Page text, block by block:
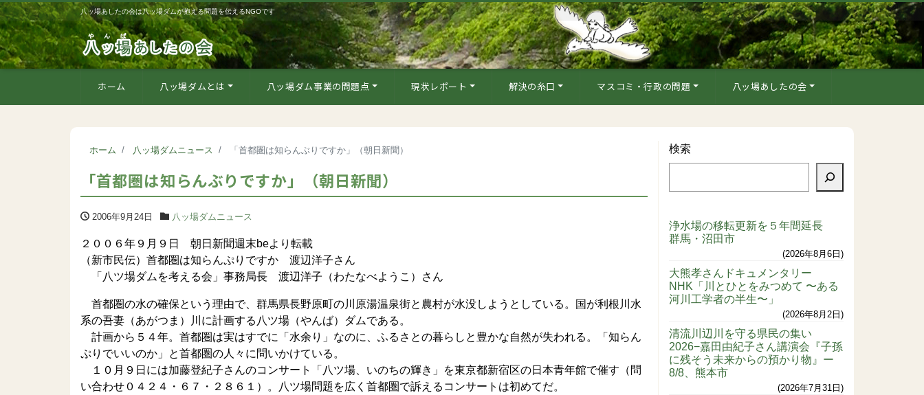
八ッ場あしたの会は八ッ場ダムが抱える問題を伝えるNGOです
ホーム 八ッ場ダムとは 八ッ場ダム事業の問題点 現状レポート 解決の糸口 マスコミ・行政の問題 八ッ場あしたの会
ホーム 八ッ場ダムニュース 「首都圏は知らんぶりですか」（朝日新聞）
「首都圏は知らんぶりですか」（朝日新聞）
2006年9月24日 八ッ場ダムニュース
２００６年９月９日 朝日新聞週末beより転載
（新市民伝）首都圏は知らんぷりですか 渡辺洋子さん
「八ツ場ダムを考える会」事務局長 渡辺洋子（わたなべようこ）さん
首都圏の水の確保という理由で、群馬県長野原町の川原湯温泉街と農村が水没しようとしている。国が利根川水
系の吾妻（あがつま）川に計画する八ツ場（やんば）ダムである。
計画から５４年。首都圏は実はすでに「水余り」なのに、ふるさとの暮らしと豊かな自然が失われる。「知らん
ぷりでいいのか」と首都圏の人々に問いかけている。
１０月９日には加藤登紀子さんのコンサート「八ツ場、いのちの輝き」を東京都新宿区の日本青年館で催す（問
い合わせ０４２４・６７・２８６１）。八ツ場問題を広く首都圏で訴えるコンサートは初めてだ。
検索
浄水場の移転更新を５年間延長
群馬・沼田市
2026年8月6日
大熊孝さんドキュメンタリー
NHK「川とひとをみつめて 〜ある
河川工学者の半生〜」
2026年8月2日
清流川辺川を守る県民の集い
2026−嘉田由紀子さん講演会『子孫
に残そう未来からの預かり物』ー
8/8、熊本市
2026年7月31日